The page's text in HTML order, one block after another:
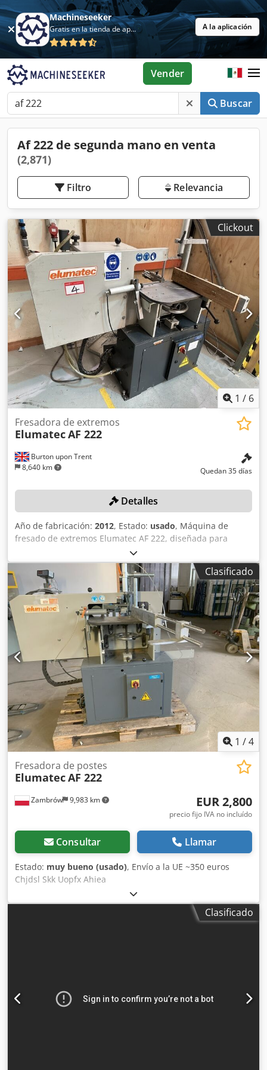
Machineseeker
Gratis en la tienda de aplicaciones A la aplicación
Buscar
Vender
Af 222 de segunda mano en venta
(2,871)
Filtro Relevancia
Clickout
1 / 6
Burton upon Trent
8,640 km
Fresadora de extremos
ElumatecAF 222
Quedan 35 días
Detalles
Año de fabricación: 2012, Estado: usado, Máquina de
fresado de extremos Elumatec AF 222, diseñada para
mecanizar perfiles de aluminio o plástico para marcos de
ventanas y puertas. Rango de corte de hasta 400 mm,
diámetro de la herramienta de hasta 280 mm. Número de
serie: 2220025315 (2012). País de origen: Alemania.
Chsdpfx Ahozqdw Eeioa Ubicación: Estos lotes se
encuentran en Burton-on-Trent, Reino Unido. Consulte la
información individual de cada lote para conocer los
detalles sobre la carga y los costes asociados.
Clasificado
1 /4
Zambrów 9,983 km
Fresadora de postes
ElumatecAF 222
EUR 2,800
precio fijo IVA no incluído
Consultar Llamar
Estado: muy bueno (usado), Envío a la UE ~350 euros
Chjdsl Skk Uopfx Ahiea
Clasificado